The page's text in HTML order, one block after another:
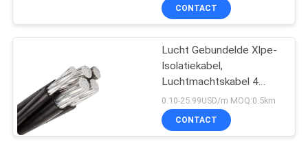
EEN
OFFERTE
AAN
elektrische kabel
draad
140
CONTACT
Lucht Gebundelde Xlpe-
Isolatiekabel,
Luchtmachtskabel 4
Kernen
0.10-25.99USD/m MOQ:0.5km
CONTACT